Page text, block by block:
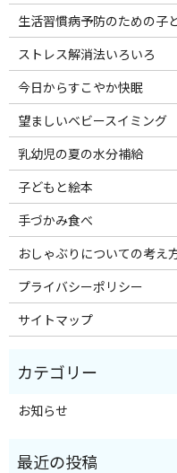
生活習慣病予防のための子
ストレス解消法いろいろ
今日からすこやか快眠
望ましいベビースイミング
乳幼児の夏の水分補給
子どもと絵本
手づかみ食べ
おしゃぶりについての考え
プライバシーポリシー
サイトマップ
お知らせ